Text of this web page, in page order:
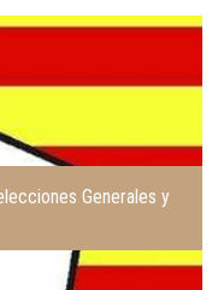
Generales y